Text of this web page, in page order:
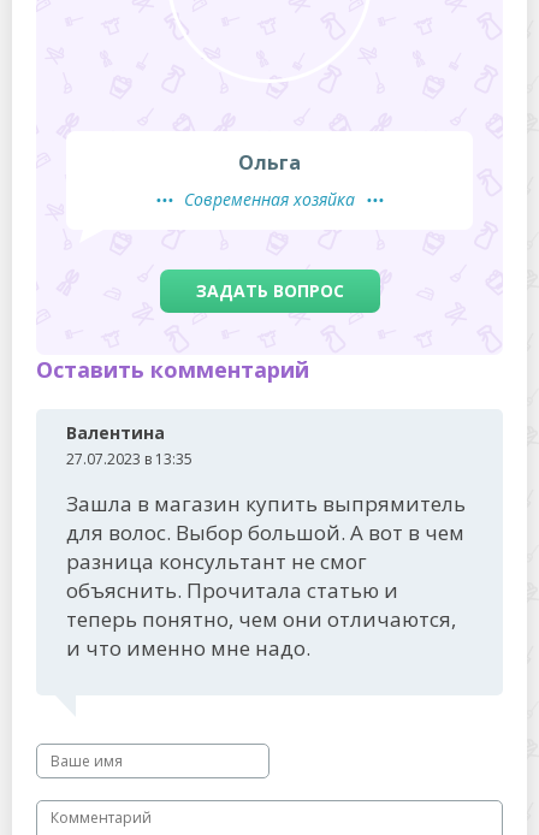
Ольга
Современная хозяйка
ЗАДАТЬ ВОПРОС
Оставить комментарий
Валентина
27.07.2023 в 13:35
Зашла в магазин купить выпрямитель
для волос. Выбор большой. А вот в чем
разница консультант не смог
объяснить. Прочитала статью и
теперь понятно, чем они отличаются,
и что именно мне надо.